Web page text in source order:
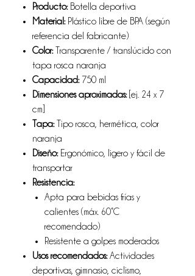
Producto:Botella deportiva
Material:Plástico libre de BPA (según
referencia del fabricante)
Color:Transparente / translúcido con
tapa rosca naranja
Capacidad:750 ml
Dimensiones aproximadas:[ej. 24 x 7
cm]
Tapa:Tipo rosca, hermética, color
naranja
Diseño:Ergonómico, ligero y fácil de
transportar
Resistencia:
Apta para bebidas frías y
calientes (máx. 60°C
recomendado)
Resistente a golpes moderados
Usos recomendados:Actividades
deportivas, gimnasio, ciclismo,